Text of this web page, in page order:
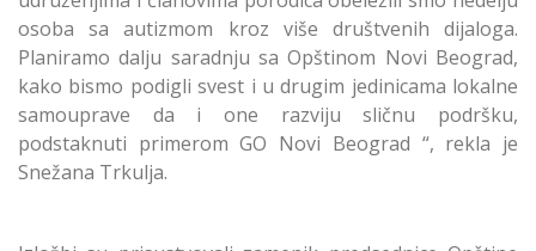
osoba sa autizmom kroz više društvenih dijaloga.
Planiramo dalju saradnju sa Opštinom Novi Beograd,
kako bismo podigli svest i u drugim jedinicama lokalne
samouprave da i one razviju sličnu podršku,
podstaknuti primerom GO Novi Beograd “, rekla je
Snežana Trkulja.